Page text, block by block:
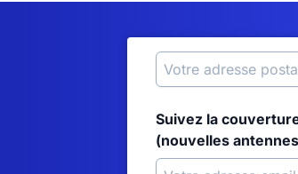
Suivez la
(nouvelles